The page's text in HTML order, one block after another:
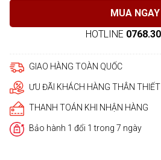
MUA NGAY
HOTLINE
GIAO HÀNG TOÀN QUỐC
ƯU ĐÃI KHÁCH HÀNG THÂN THIẾT
THANH TOÁN KHI NHẬN HÀNG
Bảo hành 1 đổi 1 trong 7 ngày